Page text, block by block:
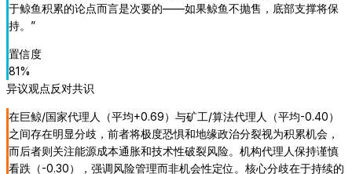
于鲸鱼积累的论点而言是次要的——如果鲸鱼不抛售，底部支撑将保
持。 ”
置信度
81%
异议观点反对共识
在巨鲸/国家代理人（平均+0.69）与矿工/算法代理人（平均-0.40）
之间存在明显分歧，前者将极度恐惧和地缘政治分裂视为积累机会，
而后者则关注能源成本通胀和技术性破裂风险。机构代理人保持谨慎
看跌（-0.30），强调风险管理而非机会性定位。核心分歧在于持续的